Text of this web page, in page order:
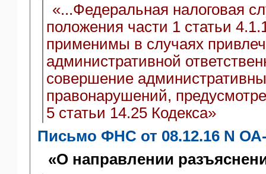
«...Федеральная налоговая
положения части 1 статьи
применимы в случаях
административной
совершение
правонарушений,
5 статьи 14.25 Кодекса»
Письмо ФНС от 08.12.16 N ОА-
«О направлении